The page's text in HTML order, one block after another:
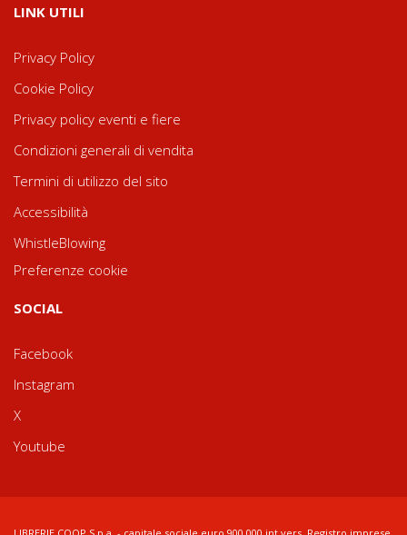
LINK UTILI
Privacy Policy
Cookie Policy
Privacy policy eventi e fiere
Condizioni generali di vendita
Termini di utilizzo del sito
Accessibilità
WhistleBlowing
Preferenze cookie
SOCIAL
Facebook
Instagram
X
Youtube